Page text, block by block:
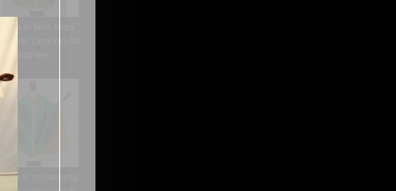
in schantung